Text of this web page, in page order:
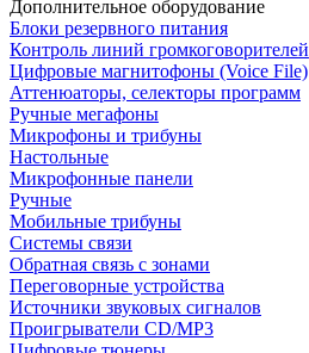
Дополнительное оборудование
Блоки резервного питания
Контроль линий громкоговорителей
Цифровые магнитофоны (Voice File)
Аттенюаторы, селекторы программ
Ручные мегафоны
Микрофоны и трибуны
Настольные
Микрофонные панели
Ручные
Мобильные трибуны
Системы связи
Обратная связь с зонами
Переговорные устройства
Источники звуковых сигналов
Проигрыватели CD/MP3